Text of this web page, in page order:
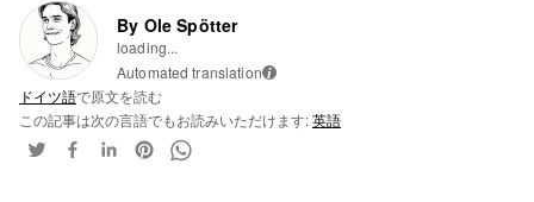
By Ole Spötter
loading...
Automated translation i
ドイツ語で原文を読む
この記事は次の言語でもお読みいただけます:英語